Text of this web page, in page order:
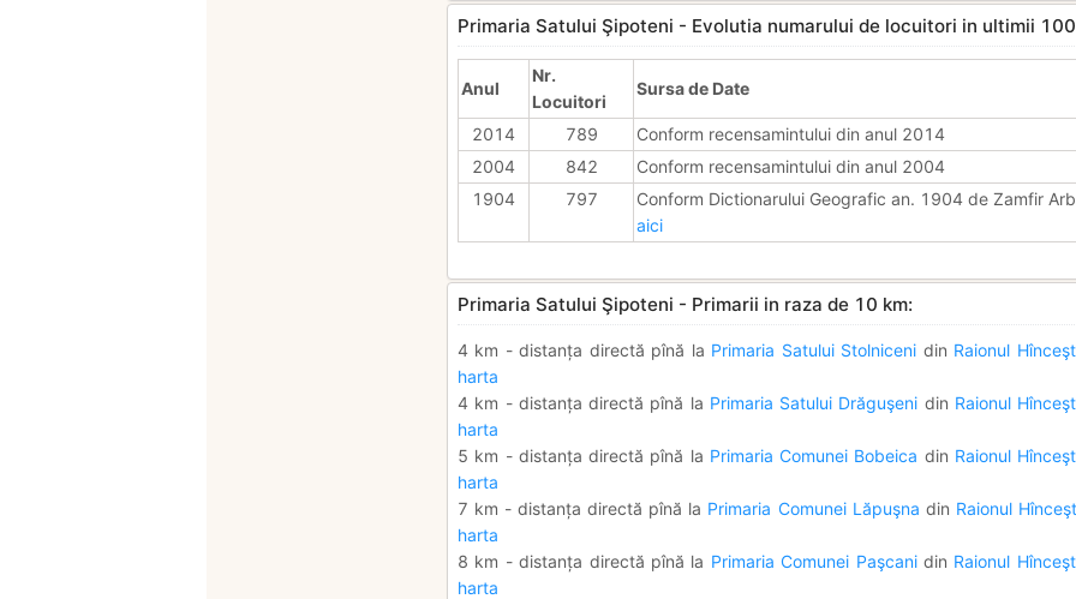
Primaria Satului Şipoteni - Evolutia numarului de locuitori in ultimii
Anul
Nr.
Locuitori
Sursa de Date
2014 789
Conform recensamintului din anul 2014
2004
842
Conform recensamintului din anul 2004
1904
797 Conform Dictionarului Geografic an. 1904 de Zamfir
aici
Primaria Satului Şipoteni - Primarii in raza de 10 km:
4 km - distanța directă pînă la Primaria Satului Stolniceni din Raionul
harta
4 km - distanța directă pînă la Primaria Satului Drăguşeni din Raionul
harta
5 km - distanța directă pînă la Primaria Comunei Bobeica din Raionul
harta
7 km - distanța directă pînă la Primaria Comunei Lăpuşna din Raionul
harta
8 km - distanța directă pînă la Primaria Comunei Paşcanidin Raionul
harta